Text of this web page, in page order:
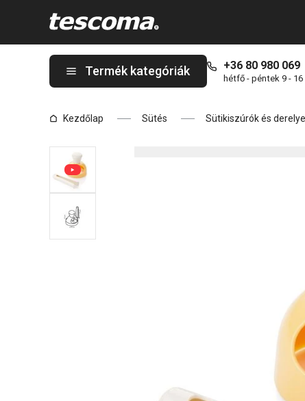
Termék kategóriák +36 80 980 069
hétfő - péntek 9 - 16
Kezdőlap Sütés Sütikiszúrók és